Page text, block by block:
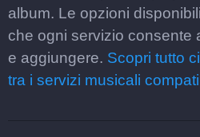
album. Le opzioni
che ogni servizio consente
e aggiungere. Scopri tutto
tra i servizi musicali